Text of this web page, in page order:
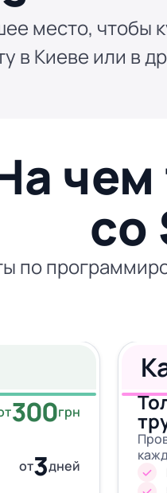
место, чтобы
в Киеве или в
со
по
300грн
от3дней